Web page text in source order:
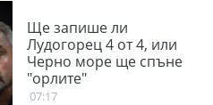
Ще запише ли
Лудогорец 4 от 4, или
Черно море ще спъне
"орлите"
07:17